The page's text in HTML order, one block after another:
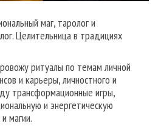
маг, таролог и
Целительница в традициях
ритуалы по темам личной
и карьеры, личностного и
трансформационные игры,
и энергетическую
магии.